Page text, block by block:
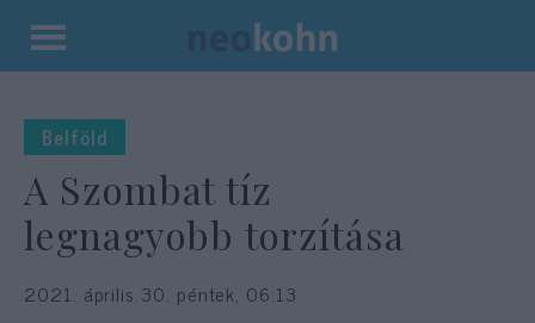
Kilépés
tartalomba
Belföld
A Szombat tíz
legnagyobb torzítása
2021. április 30. péntek, 06:13